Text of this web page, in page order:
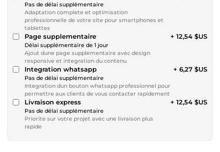
Pas de délai supplémentaire
Adaptation complete et optimisation
professionnelle de votre site pour smartphones et
tablettes
Page supplementaire
Délai supplémentaire de 1 jour
Ajout dune page supplementaire avec design
responsive et integration du contenu
+ 12,54 $US
Integration whatsapp
Pas de délai supplémentaire
Integration dun bouton whatsapp professionnel pour
permettre aux clients de vous contacter rapidement
+ 6,27 $US
Livraison express
Pas de délai supplémentaire
Priorite sur votre projet avec une livraison plus
rapide
+ 12,54 $US